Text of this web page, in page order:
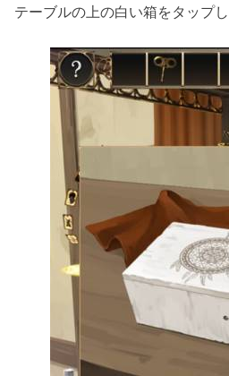
テーブルの上の白い箱をタップし